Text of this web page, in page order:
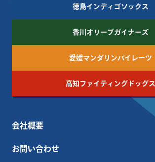
徳島インディゴソックス
香川オリーブガイナーズ
愛媛マンダリンパイレーツ
高知ファイティングドッグス
会社概要
お問い合わせ